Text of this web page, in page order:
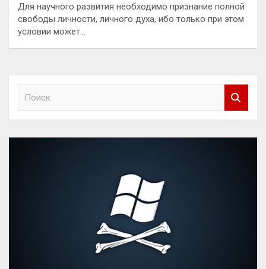
Для научного развития необходимо признание полной
свободы личности, личного духа, ибо только при этом
условии может…
к